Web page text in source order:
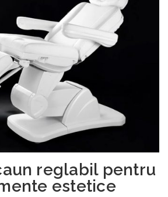
reglabil pentru
estetice